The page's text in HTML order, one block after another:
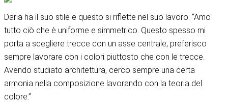
Daria ha il suo stile e questo si riflette nel suo lavoro. “Amo
tutto ciò che è uniforme e simmetrico. Questo spesso mi
porta a scegliere trecce con un asse centrale, preferisco
sempre lavorare con i colori piuttosto che con le trecce.
Avendo studiato architettura, cerco sempre una certa
armonia nella composizione lavorando con la teoria del
colore.”